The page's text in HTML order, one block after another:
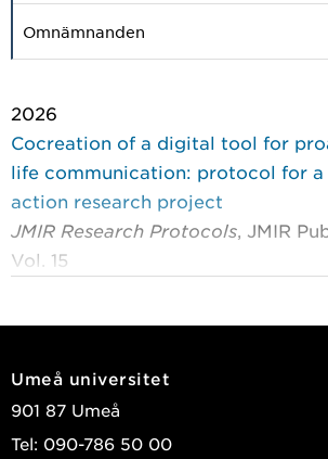
Omnämnanden
2026
Cocreation of a digital tool for
life communication: protocol for
action research project
JMIR Research Protocols, JMIR
Vol. 15
perspective from primary
Sweden
Umeå universitet
901 87 Umeå
Tel: 090-786 50 00